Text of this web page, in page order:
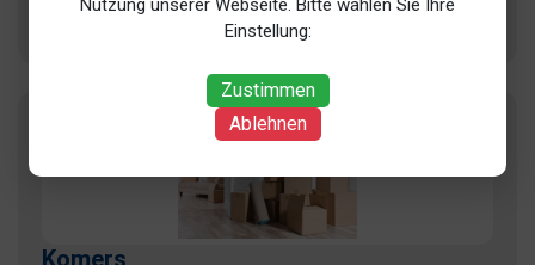
Einstellung:
Zustimmen
Ablehnen
Wagnerstr. 48, 52134 Herzogenrath (Kohlscheid)
Komers